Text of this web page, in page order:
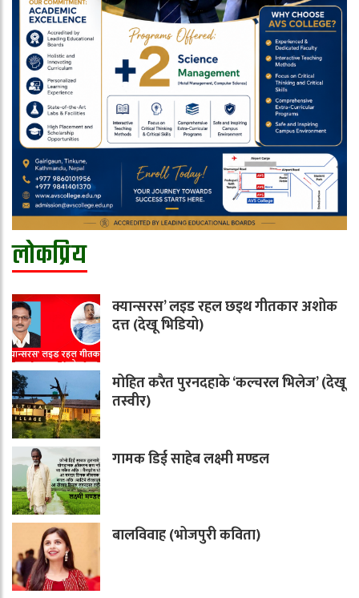
लोकप्रिय
क्यान्सरस’ लइड रहल छइथ गीतकार अशोक
दत्त (देखू भिडियो)
मोहित करैत पुरनदहाके ‘कल्चरल भिलेज’ (देखू
तस्वीर)
गामक डिई साहेब लक्ष्मी मण्डल
बालविवाह (भोजपुरी कविता)